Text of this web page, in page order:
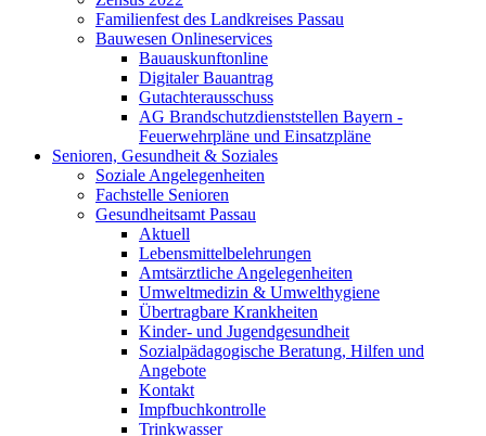
Familienfest des Landkreises Passau
Bauwesen Onlineservices
Bauauskunftonline
Digitaler Bauantrag
Gutachterausschuss
AG Brandschutzdienststellen Bayern -
Feuerwehrpläne und Einsatzpläne
Senioren, Gesundheit & Soziales
Soziale Angelegenheiten
Fachstelle Senioren
Gesundheitsamt Passau
Aktuell
Lebensmittelbelehrungen
Amtsärztliche Angelegenheiten
Umweltmedizin & Umwelthygiene
Übertragbare Krankheiten
Kinder- und Jugendgesundheit
Sozialpädagogische Beratung, Hilfen und
Angebote
Kontakt
Impfbuchkontrolle
Trinkwasser